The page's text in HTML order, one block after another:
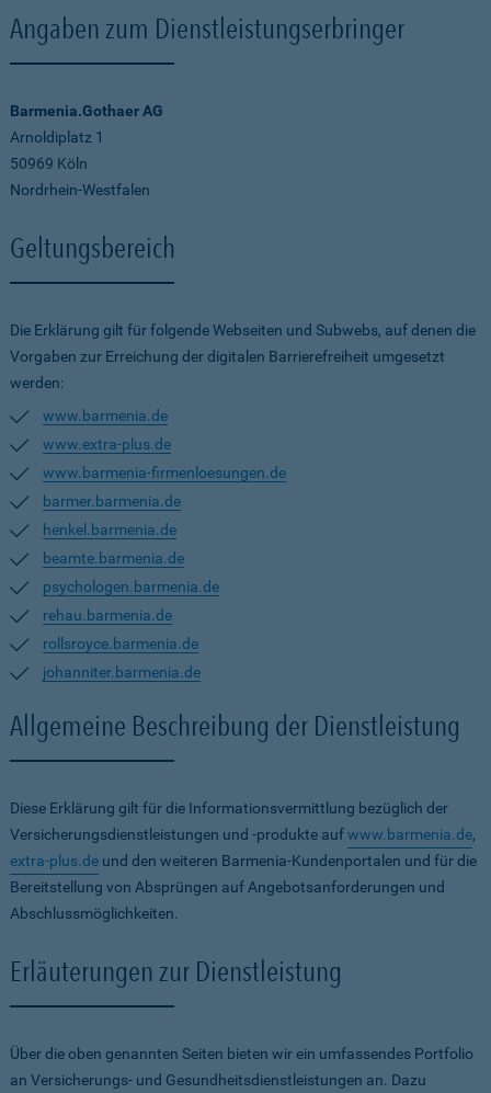
Angaben zum Dienstleistungserbringer
Barmenia.Gothaer AG
Arnoldiplatz 1
50969 Köln
Nordrhein-Westfalen
Geltungsbereich
Die Erklärung gilt für folgende Webseiten und Subwebs, auf denen die
Vorgaben zur Erreichung der digitalen Barrierefreiheit umgesetzt
werden:
www.barmenia.de
www.extra-plus.de
www.barmenia-firmenloesungen.de
barmer.barmenia.de
henkel.barmenia.de
beamte.barmenia.de
psychologen.barmenia.de
rehau.barmenia.de
rollsroyce.barmenia.de
johanniter.barmenia.de
Allgemeine Beschreibung der Dienstleistung
Diese Erklärung gilt für die Informationsvermittlung bezüglich der
Versicherungsdienstleistungen und -produkte aufwww.barmenia.de,
extra-plus.de und den weiteren Barmenia-Kundenportalen und für die
Bereitstellung von Absprüngen auf Angebotsanforderungen und
Abschlussmöglichkeiten.
Erläuterungen zur Dienstleistung
Über die oben genannten Seiten bieten wir ein umfassendes Portfolio
an Versicherungs- und Gesundheitsdienstleistungen an. Dazu